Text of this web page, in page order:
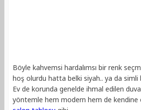
Böyle kahvemsi hardalımsı bir renk
hoş olurdu hatta belki siyah.. ya da simli
Ev de korunda genelde ihmal edilen
yöntemle hem modern hem de kendine